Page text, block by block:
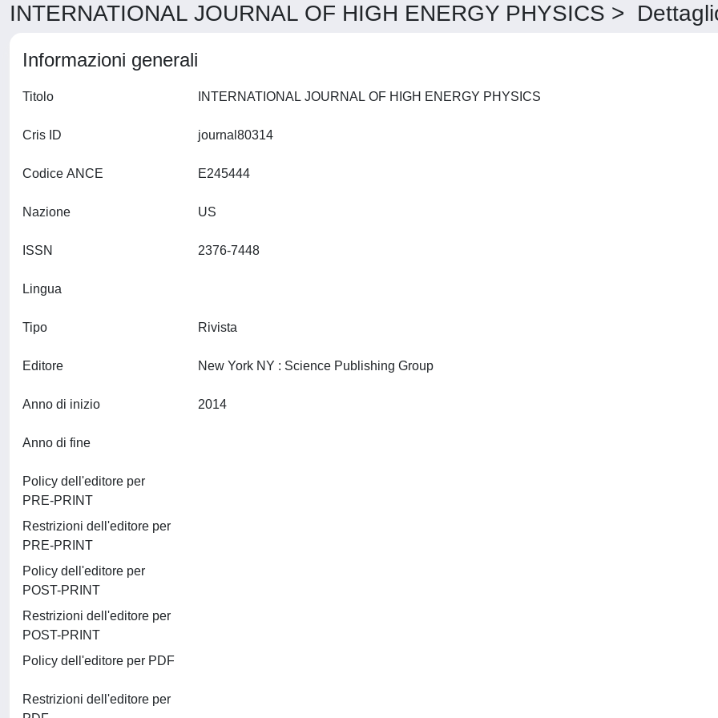
INTERNATIONAL JOURNAL OF HIGH ENERGY PHYSICS >
Informazioni generali
Titolo
Cris ID
Codice ANCE
Nazione
ISSN
Lingua
Tipo Rivista
Editore
Anno di inizio
Anno di fine
Policy dell'editore per
PRE-PRINT
Restrizioni dell'editore per
PRE-PRINT
Policy dell'editore per
POST-PRINT
Restrizioni dell'editore per
POST-PRINT
Policy dell'editore per PDF
Restrizioni dell'editore per